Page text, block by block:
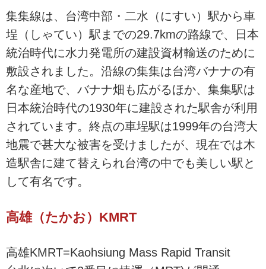
集集線は、台湾中部・二水（にすい）駅から車
埕（しゃてい）駅までの29.7kmの路線で、日本
統治時代に水力発電所の建設資材輸送のために
敷設されました。沿線の集集は台湾バナナの有
名な産地で、バナナ畑も広がるほか、集集駅は
日本統治時代の1930年に建設された駅舎が利用
されています。終点の車埕駅は1999年の台湾大
地震で甚大な被害を受けましたが、現在では木
造駅舎に建て替えられ台湾の中でも美しい駅と
して有名です。
高雄（たかお）KMRT
高雄KMRT=Kaohsiung Mass Rapid Transit